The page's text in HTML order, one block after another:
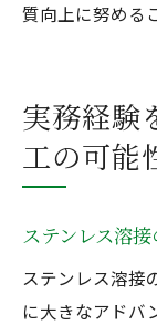
質向上に努める
実務経験
工の可能
ステンレス溶
ステンレス溶接
に大きなアドバ